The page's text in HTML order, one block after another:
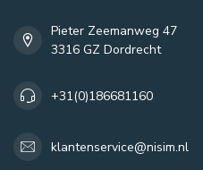
Pieter Zeemanweg 47
3316 GZ Dordrecht
+31(0)186681160
klantenservice@nisim.nl